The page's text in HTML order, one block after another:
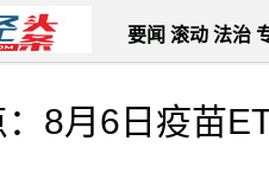
要闻 滚动 法治
8月6日疫苗